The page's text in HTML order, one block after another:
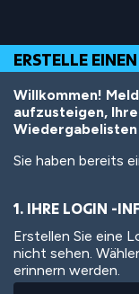
Top
of
Page
Navigation
Main
Content
Footer
Inhalt
ERSTELLE
Willkommen!
aufzusteigen,
Sie haben bereits
1. IHRE LOGIN -
Erstellen Sie eine
nicht sehen.
erinnern werden.